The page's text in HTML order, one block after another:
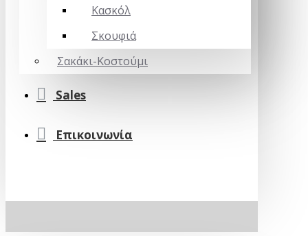
Κασκόλ
Σκουφιά
Σακάκι-Κοστούμι
Sales
Επικοινωνία